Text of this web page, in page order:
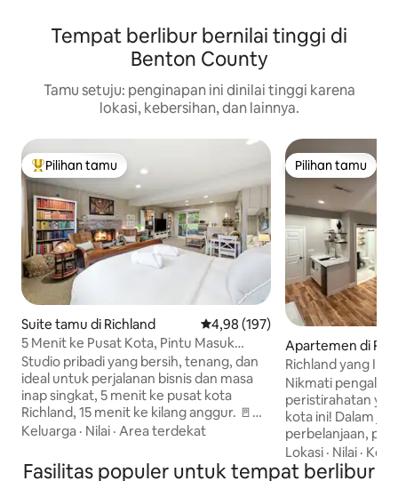
Tempat berlibur bernilai tinggi di
Benton County
Tamu setuju: penginapan ini dinilai tinggi karena
lokasi, kebersihan, dan lainnya.
Pilihan tamu terpopuler
Pilihan tamu
Suite tamu di Richland Nilai rata-rata 4,98 dari 5, 197
4,98 (197)
5 Menit ke Pusat Kota, Pintu Masuk
Pribadi
Studio pribadi yang bersih, tenang, dan
ideal untuk perjalanan bisnis dan masa
inap singkat, 5 menit ke pusat kota
Richland, 15 menit ke kilang anggur. 🚪
Pintu Masuk Pribadi + Check-in Mandiri
Berkecepatan Tinggi. Meja 💻 Kerja 🛏️
Keluarga · Nilai · Area terdekat
Pilihan tamu
Pilihan tamu
Apartemen di
Richland yang
Nikmati
peristirahatan
kota ini! Dalam
perbelanjaan,
makan, dan
Bersantai di
Lokasi · Nilai ·
Fasilitas populer untuk tempat berlibur